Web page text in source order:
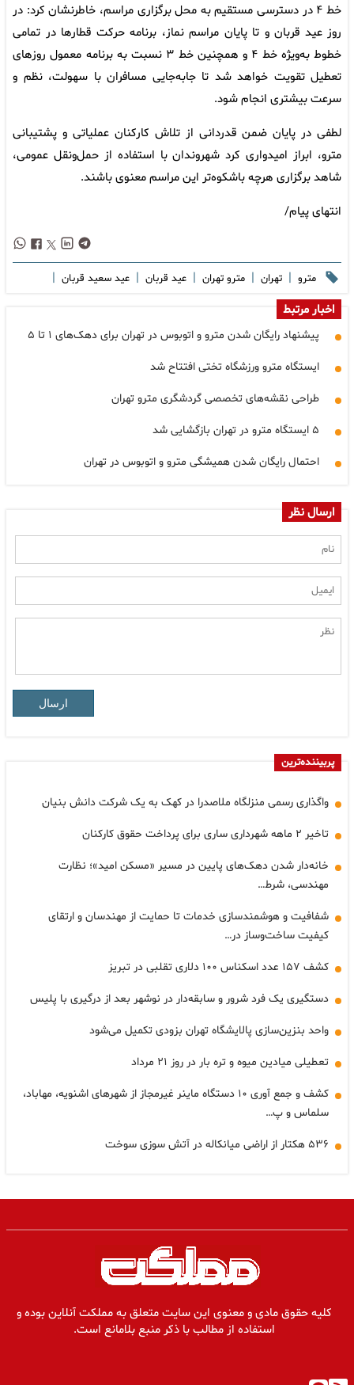
خط ۴ در دسترسی مستقیم به محل برگزاری مراسم، خاطرنشان کرد: در
روز عید قربان و تا پایان مراسم نماز، برنامه حرکت قطارها در تمامی
خطوط به‌ویژه خط ۴ و همچنین خط ۳ نسبت به برنامه معمول روزهای
تعطیل تقویت خواهد شد تا جابه‌جایی مسافران با سهولت، نظم و
سرعت بیشتری انجام شود.
لطفی در پایان ضمن قدردانی از تلاش کارکنان عملیاتی و پشتیبانی
مترو، ابراز امیدواری کرد شهروندان با استفاده از حمل‌ونقل عمومی،
شاهد برگزاری هرچه باشکوه‌تر این مراسم معنوی باشند.
انتهای پیام/
مترو | تهران | مترو تهران | عید قربان | عید سعید قربان |
اخبار مرتبط
پیشنهاد رایگان شدن مترو و اتوبوس در تهران برای دهک‌های ۱ تا ۵
ایستگاه مترو ورزشگاه تختی افتتاح شد
طراحی نقشه‌های تخصصی گردشگری مترو تهران
۵ ایستگاه مترو در تهران بازگشایی شد
احتمال رایگان شدن همیشگی مترو و اتوبوس در تهران
ارسال نظر
ارسال
پربیننده‌ترین
واگذاری رسمی منزلگاه ملاصدرا در کهک به یک شرکت دانش بنیان
تاخیر ۲ ماهه شهرداری ساری برای پرداخت حقوق کارکنان
خانه‌دار شدن دهک‌های پایین در مسیر «مسکن امید»؛ نظارت
مهندسی، شرط…
شفافیت و هوشمندسازی خدمات تا حمایت از مهندسان و ارتقای
کیفیت ساخت‌وساز در…
کشف ۱۵۷ عدد اسکناس ۱۰۰ دلاری تقلبی در تبریز
دستگیری یک فرد شرور و سابقه‌دار در نوشهر بعد از درگیری با پلیس
واحد بنزین‌سازی پالایشگاه تهران بزودی تکمیل می‌شود
تعطیلی میادین میوه و تره بار در روز ۲۱ مرداد
کشف و جمع آوری ۱۰ دستگاه ماینر غیرمجاز از شهرهای اشنویه، مهاباد،
سلماس و پ…
۵۳۶ هکتار از اراضی میانکاله در آتش سوزی سوخت
کلیه حقوق مادی و معنوی این سایت متعلق به مملکت آنلاین بوده و
استفاده از مطالب با ذکر منبع بلامانع است.